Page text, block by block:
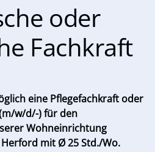
oder
Fachkraft
eine Pflegefachkraft oder
w/d/-) für den
Wohneinrichtung
mit Ø 25 Std./Wo.